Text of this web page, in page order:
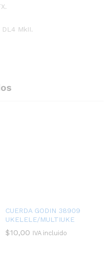
MkII.
CUERDA GODIN 38909
UKELELE/MULTIUKE
$10,00 IVA incluido